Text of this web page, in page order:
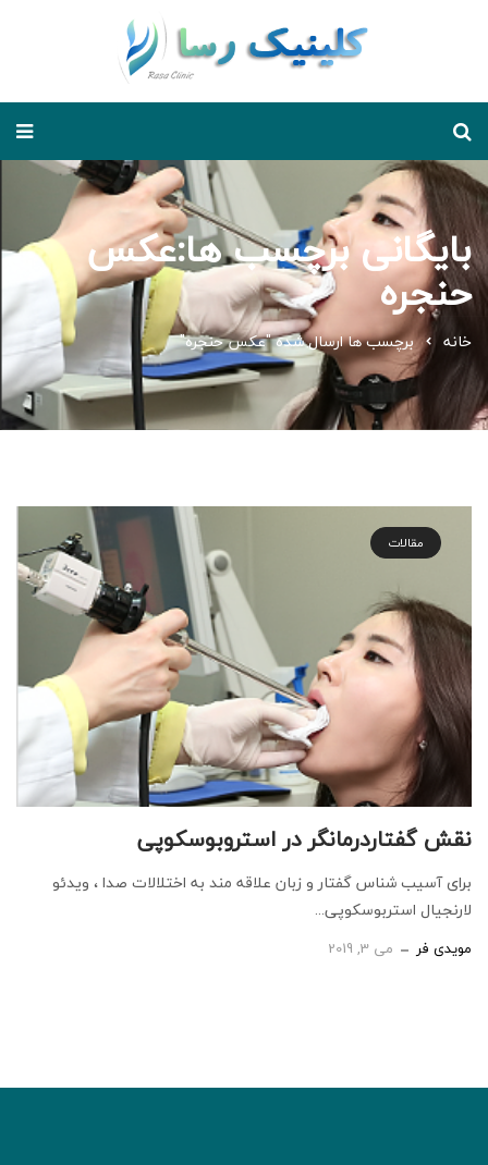
بایگانی برچسب ها:عکس
حنجره
خانه برچسب ها ارسال شده "عکس حنجره"
مقالات
نقش گفتاردرمانگر در استروبوسکوپی
برای آسیب شناس گفتار و زبان علاقه مند به اختلالات صدا ، ویدئو
لارنجیال استربوسکوپی...
مویدی فر می 3, 2019